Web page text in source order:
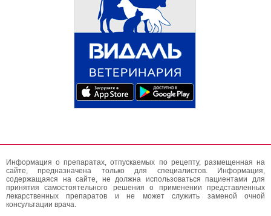
Информация о препаратах, отпускаемых по рецепту, размещенная на
сайте, предназначена только для специалистов. Информация,
содержащаяся на сайте, не должна использоваться пациентами для
принятия самостоятельного решения о применении представленных
лекарственных препаратов и не может служить заменой очной
консультации врача.